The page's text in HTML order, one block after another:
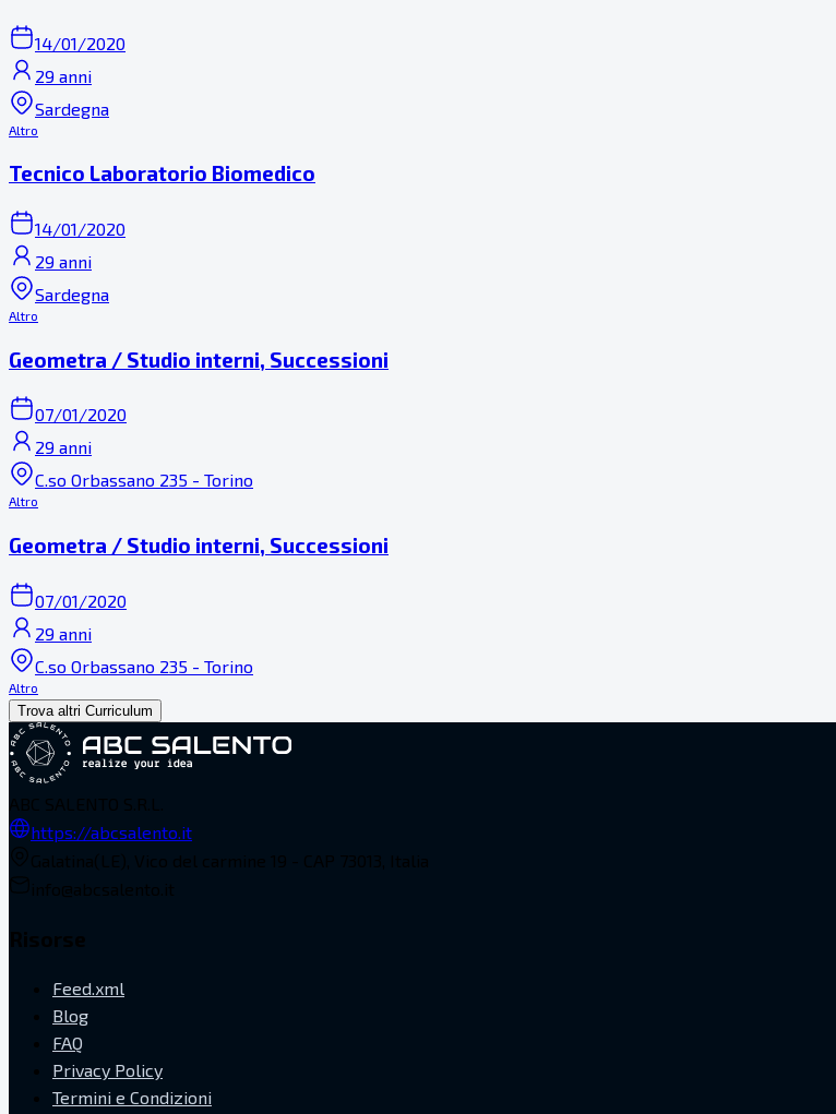
14/01/2020
29 anni
Sardegna
Altro
Tecnico Laboratorio Biomedico
14/01/2020
29 anni
Sardegna
Altro
Geometra / Studio interni, Successioni
07/01/2020
29 anni
C.so Orbassano 235 - Torino
Altro
Geometra / Studio interni, Successioni
07/01/2020
29 anni
C.so Orbassano 235 - Torino
Altro
Trova altri Curriculum
https://abcsalento.it
Feed.xml
Blog
FAQ
Privacy Policy
Termini e Condizioni